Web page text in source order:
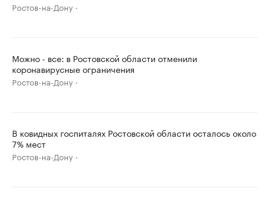
Ростов-на-Дону
Можно - все: в Ростовской области отменили
коронавирусные ограничения
Ростов-на-Дону
В ковидных госпиталях Ростовской области осталось около
7% мест
Ростов-на-Дону